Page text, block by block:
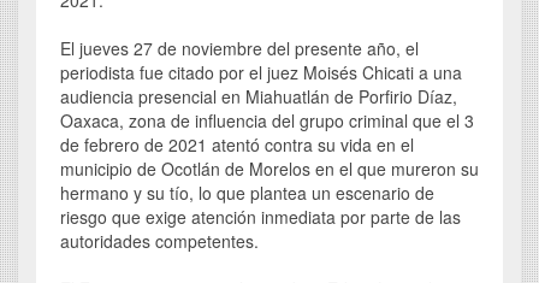
El jueves 27 de noviembre del presente año, el
periodista fue citado por el juez Moisés Chicati a una
audiencia presencial en Miahuatlán de Porfirio Díaz,
Oaxaca, zona de influencia del grupo criminal que el 3
de febrero de 2021 atentó contra su vida en el
municipio de Ocotlán de Morelos en el que mureron su
hermano y su tío, lo que plantea un escenario de
riesgo que exige atención inmediata por parte de las
autoridades competentes.